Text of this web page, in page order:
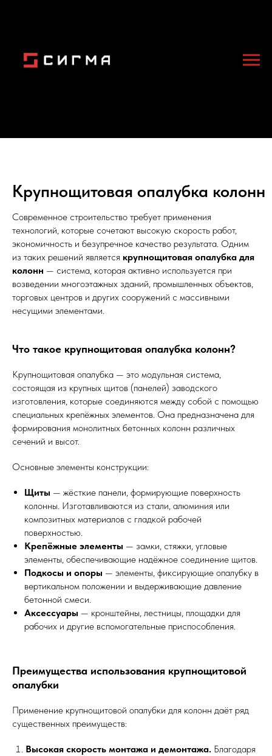
Крупнощитовая опалубка колонн
Современное строительство требует применения
технологий, которые сочетают высокую скорость работ,
экономичность и безупречное качество результата. Одним
из таких решений является крупнощитовая опалубка для
колонн — система, которая активно используется при
возведении многоэтажных зданий, промышленных объектов,
торговых центров и других сооружений с массивными
несущими элементами.
Что такое крупнощитовая опалубка колонн?
Крупнощитовая опалубка — это модульная система,
состоящая из крупных щитов (панелей) заводского
изготовления, которые соединяются между собой с помощью
специальных крепёжных элементов. Она предназначена для
формирования монолитных бетонных колонн различных
сечений и высот.
Основные элементы конструкции:
Щиты — жёсткие панели, формирующие поверхность
колонны. Изготавливаются из стали, алюминия или
композитных материалов с гладкой рабочей
поверхностью.
Крепёжные элементы — замки, стяжки, угловые
элементы, обеспечивающие надёжное соединение щитов.
Подкосы и опоры — элементы, фиксирующие опалубку в
вертикальном положении и выдерживающие давление
бетонной смеси.
Аксессуары — кронштейны, лестницы, площадки для
рабочих и другие вспомогательные приспособления.
Преимущества использования крупнощитовой
опалубки
Применение крупнощитовой опалубки для колонн даёт ряд
существенных преимуществ:
Высокая скорость монтажа и демонтажа. Благодаря